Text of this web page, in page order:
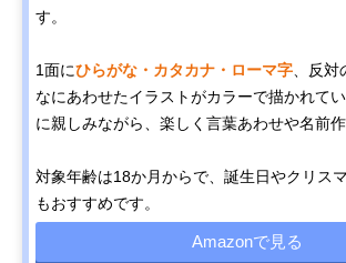
す。
1面にひらがな・カタカナ・ローマ字 、反
なにあわせたイラストがカラーで描かれて
に親しみながら、楽しく言葉あわせや名前作
対象年齢は18か月からで、誕生日やクリス
もおすすめです。
Amazonで見る